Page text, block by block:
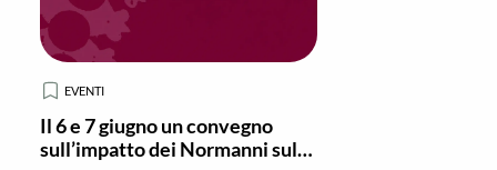
EVENTI
Il 6 e 7 giugno un convegno
sull’impatto dei Normanni sul